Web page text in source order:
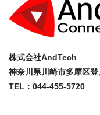
株式会社AndTech
神奈川県川崎市多摩区
TEL：044-455-5720